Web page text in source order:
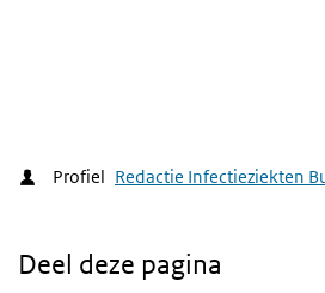
Profiel Redactie Infectieziekten
Deel deze pagina